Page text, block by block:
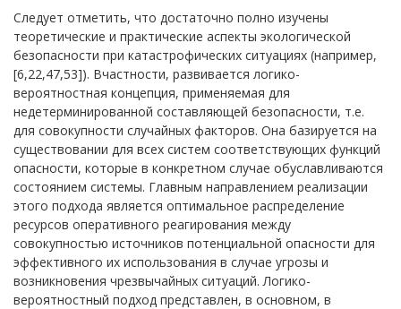
Следует отметить, что достаточно полно изучены
теоретические и практические аспекты экологической
безопасности при катастрофических ситуациях (например,
[6,22,47,53]). Вчастности, развивается логико-
вероятностная концепция, применяемая для
недетерминированной составляющей безопасности, т.е.
для совокупности случайных факторов. Она базируется на
существовании для всех систем соответствующих функций
опасности, которые в конкретном случае обуславливаются
состоянием системы. Главным направлением реализации
этого подхода является оптимальное распределение
ресурсов оперативного реагирования между
совокупностью источников потенциальной опасности для
эффективного их использования в случае угрозы и
возникновения чрезвычайных ситуаций. Логико-
вероятностный подход представлен, в основном, в